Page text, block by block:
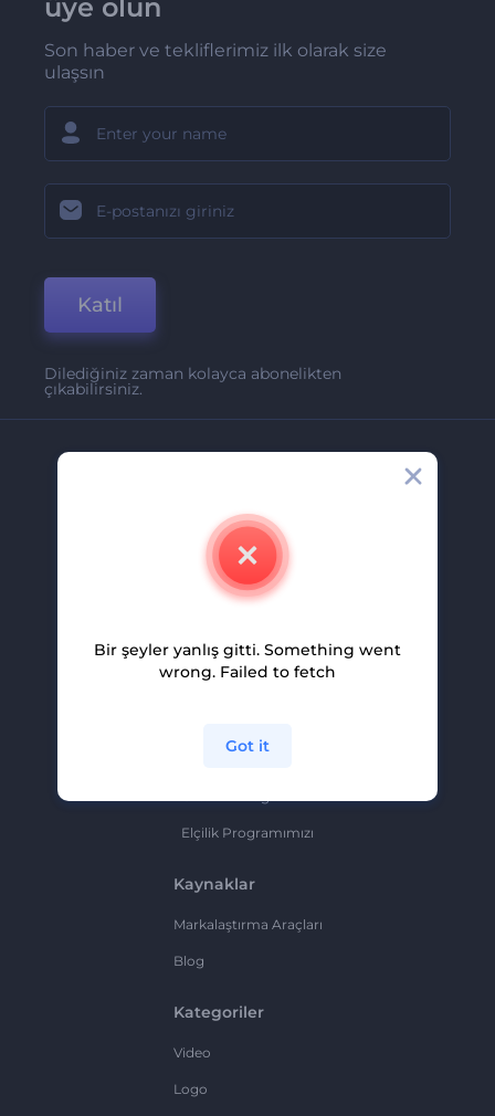
üye olun
Son haber ve tekliflerimiz ilk olarak size
ulaşsın
Katıl
Dilediğiniz zaman kolayca abonelikten
çıkabilirsiniz.
İletişim
Kariyer
Ortaklık Programı
Elçilik Programımızı
Kaynaklar
Markalaştırma Araçları
Blog
Kategoriler
Video
Logo
Bir şeyler yanlış gitti. Something went
wrong. Failed to fetch
Got it